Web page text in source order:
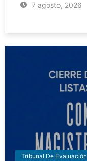
7 agosto, 2026
Tribunal De Evaluación